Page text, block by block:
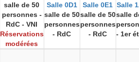
salle de 50
personnes -
RdC - VNI
Réservations
modérées
Salle 0D1
salle de 50
personnes
- RdC
Salle 0E1
salle de 50
personnes
- RdC
Salle
salle
- 1er